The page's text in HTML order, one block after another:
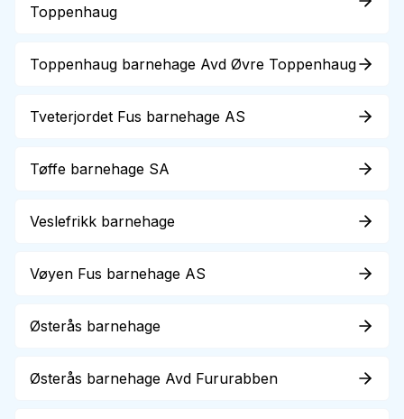
Toppenhaug
Toppenhaug barnehage Avd Øvre Toppenhaug
Tveterjordet Fus barnehage AS
Tøffe barnehage SA
Veslefrikk barnehage
Vøyen Fus barnehage AS
Østerås barnehage
Østerås barnehage Avd Fururabben